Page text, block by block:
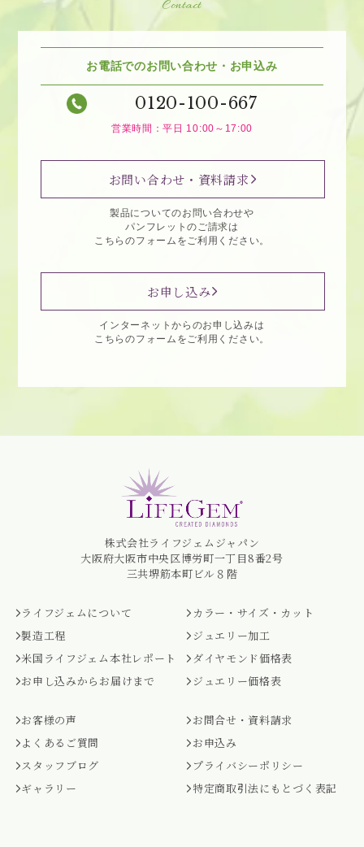
Contact
お電話でのお問い合わせ・お申込み
0120-100-667
営業時間：平日 10:00～17:00
お問い合わせ・資料請求
製品についてのお問い合わせや
パンフレットのご請求は
こちらのフォームをご利用ください。
お申し込み
インターネットからのお申し込みは
こちらのフォームをご利用ください。
株式会社ライフジェムジャパン
大阪府大阪市中央区博労町一丁目8番2号
三共堺筋本町ビル８階
ライフジェムについて
製造工程
米国ライフジェム本社レポート
お申し込みからお届けまで
カラー・サイズ・カット
ジュエリー加工
ダイヤモンド価格表
ジュエリー価格表
お客様の声
よくあるご質問
スタッフブログ
ギャラリー
お問合せ・資料請求
お申込み
プライバシーポリシー
特定商取引法にもとづく表記